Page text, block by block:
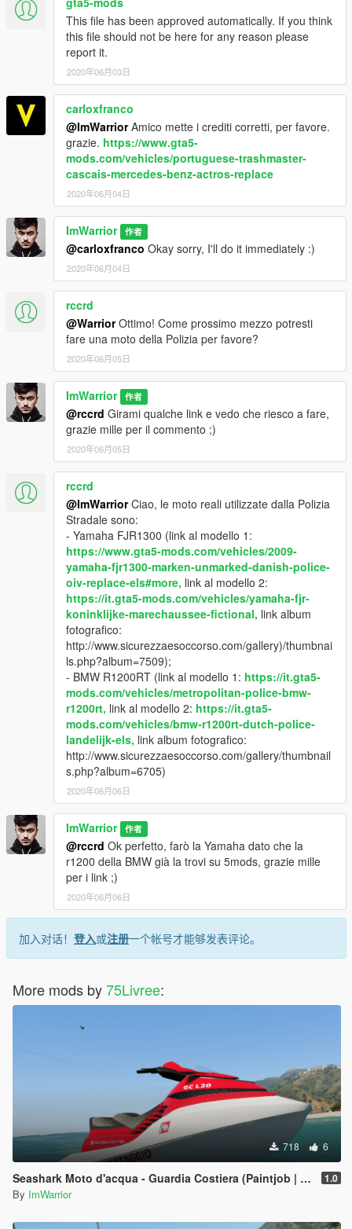
This file has been approved automatically. If you think
this file should not be here for any reason please
report it.
2020年06月03日
carloxfranco
@ImWarriorAmico mette i crediti corretti, per favore.
grazie. https://www.gta5-
mods.com/vehicles/portuguese-trashmaster-
cascais-mercedes-benz-actros-replace
2020年06月04日
ImWarrior 作者
@carloxfranco Okay sorry, I'll do it immediately :)
2020年06月04日
rccrd
@WarriorOttimo! Come prossimo mezzo potresti
fare una moto della Polizia per favore?
2020年06月05日
ImWarrior 作者
@rccrd Girami qualche link e vedo che riesco a fare,
grazie mille per il commento ;)
2020年06月05日
rccrd
@ImWarriorCiao, le moto reali utilizzate dalla Polizia
Stradale sono:
- Yamaha FJR1300 (link al modello 1:
https://www.gta5-mods.com/vehicles/2009-
yamaha-fjr1300-marken-unmarked-danish-police-
oiv-replace-els#more, link al modello 2:
https://it.gta5-mods.com/vehicles/yamaha-fjr-
koninklijke-marechaussee-fictional, link album
fotografico:
http://www.sicurezzaesoccorso.com/gallery)/thumbnai
ls.php?album=7509);
- BMW R1200RT (link al modello 1: https://it.gta5-
mods.com/vehicles/metropolitan-police-bmw-
r1200rt, link al modello 2: https://it.gta5-
mods.com/vehicles/bmw-r1200rt-dutch-police-
landelijk-els, link album fotografico:
http://www.sicurezzaesoccorso.com/gallery/thumbnail
s.php?album=6705)
2020年06月06日
ImWarrior 作者
@rccrd Ok perfetto, farò la Yamaha dato che la
r1200 della BMW già la trovi su 5mods, grazie mille
per i link ;)
2020年06月06日
加入对话！ 登入或注册一个帐号才能够发表评论。
More mods by75Livree:
718 6
Seashark Moto d'acqua - Guardia Costiera (Paintjob | FiveM) 1.0
By ImWarrior